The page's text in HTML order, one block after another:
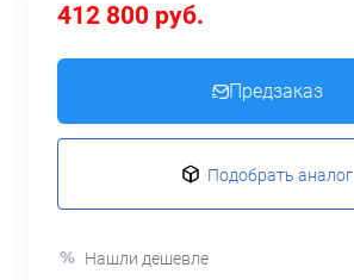
412 800 руб.
Предзаказ
Подобрать аналог
Нашли дешевле